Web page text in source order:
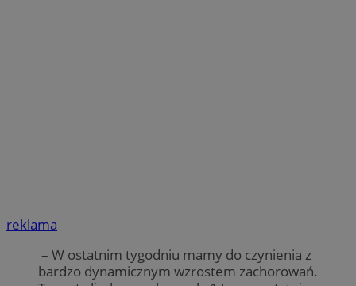
reklama
– W ostatnim tygodniu mamy do czynienia z
bardzo dynamicznym wzrostem zachorowań.